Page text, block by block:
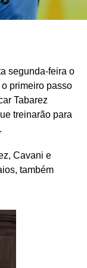
segunda-feira o
primeiro passo
Tabarez
treinarão para
Cavani e
também